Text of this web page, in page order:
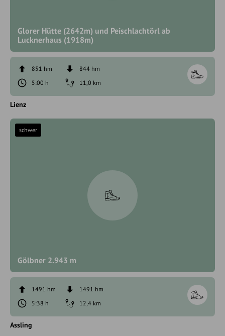
Glorer Hütte (2642m) und Peischlachtörl ab
Lucknerhaus (1918m)
851 hm
844 hm
5:00 h
11,0 km
Lienz
Gölbner 2.943 m
schwer
1491 hm
1491 hm
5:38 h
12,4 km
Assling